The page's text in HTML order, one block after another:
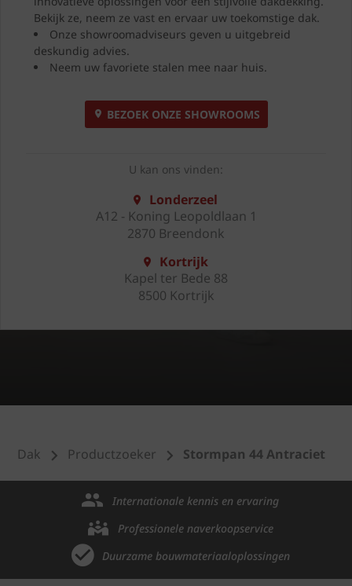
Bekijk ze, neem ze vast en ervaar uw toekomstige dak.
Onze showroomadviseurs geven u uitgebreid
deskundig advies.
Neem uw favoriete stalen mee naar huis.
BEZOEK ONZE SHOWROOMS
U kan ons vinden:
Londerzeel
A12 - Koning Leopoldlaan 1
2870 Breendonk
Kortrijk
Kapel ter Bede 88
8500 Kortrijk
Dak Productzoeker Stormpan 44 Antraciet
Internationale kennis en ervaring
Professionele naverkoopservice
Duurzame bouwmateriaaloplossingen